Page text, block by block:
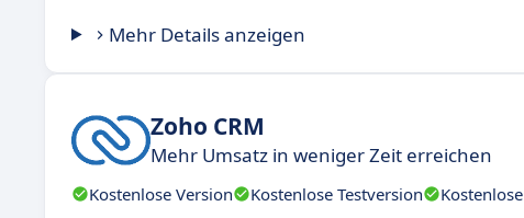
Mehr Details anzeigen
Zoho CRM
Mehr Umsatz in weniger Zeit erreichen
Kostenlose Version Kostenlose Testversion